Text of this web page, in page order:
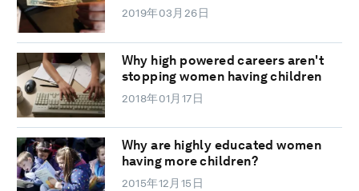
2019年03月26日
Why high powered careers aren't
stopping women having children
2018年01月17日
Why are highly educated women
having more children?
2015年12月15日